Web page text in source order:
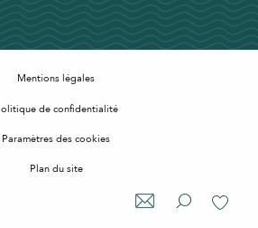
Mentions légales
de confidentialité
Paramètres des cookies
Plan du site